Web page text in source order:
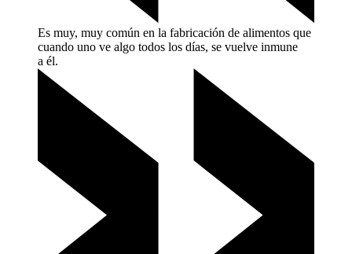
Es muy, muy común en la fabricación de alimentos que
cuando uno ve algo todos los días, se vuelve inmune
a él.